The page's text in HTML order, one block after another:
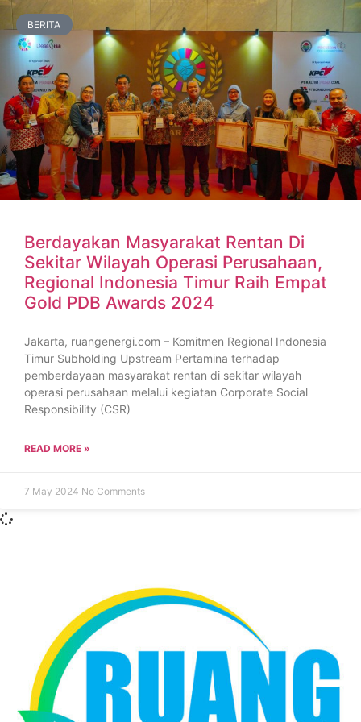
BERITA
Berdayakan Masyarakat Rentan Di
Sekitar Wilayah Operasi Perusahaan,
Regional Indonesia Timur Raih Empat
Gold PDB Awards 2024
Jakarta, ruangenergi.com – Komitmen Regional Indonesia
Timur Subholding Upstream Pertamina terhadap
pemberdayaan masyarakat rentan di sekitar wilayah
operasi perusahaan melalui kegiatan Corporate Social
Responsibility (CSR)
READ MORE »
7 May 2024 No Comments